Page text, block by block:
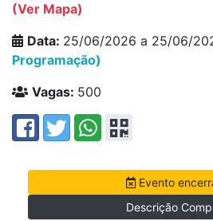
(Ver Mapa)
Data: 25/06/2026 a 25/06/
Programação)
Vagas: 500
Evento
Descrição